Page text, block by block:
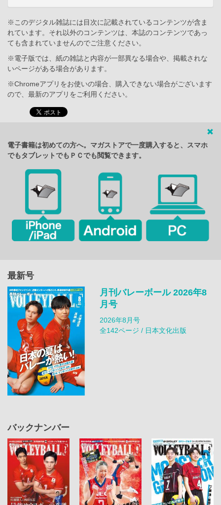
※このデジタル雑誌には目次に記載されているコンテンツが含ま
れています。それ以外のコンテンツは、本誌のコンテンツであっ
ても含まれていませんのでご注意ください。
※電子版では、紙の雑誌と内容が一部異なる場合や、掲載されな
いページがある場合があります。
※Chromeアプリをお使いの場合、購入できない場合がございます
ので、最新のアプリをご利用ください。
電子書籍は初めての方へ。マガストアで一度購入すると、スマホ
でもタブレットでもＰＣでも閲覧できます。
最新号
月刊バレーボール 2026年8
月号
2026年8月号
全142ページ / 日本文化出版
バックナンバー